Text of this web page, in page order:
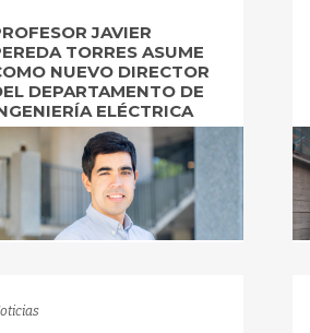
JAVIER
TORRES ASUME
NUEVO DIRECTOR
DEPARTAMENTO DE
ELÉCTRICA